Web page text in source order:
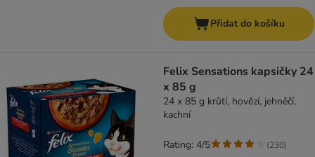
Přidat do košíku
Felix Sensations kapsičky 24
x 85 g
24 x 85 g krůtí, hovězí, jehněčí,
kachní
Rating: 4/5 (230)